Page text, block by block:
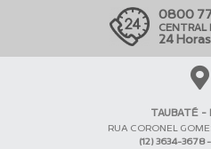
0800
CENTRAL
24 Horas
TAUBATÉ -
RUA CORONEL
(12) 3634-3678